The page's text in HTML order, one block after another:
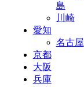
島
川崎
愛知
名古屋
京都
大阪
兵庫